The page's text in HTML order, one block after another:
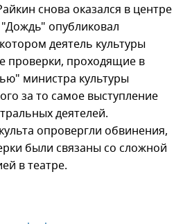
снова оказался в центре
"Дождь" опубликовал
деятель культуры
проверки, проходящие в
министра культуры
за то самое выступление
деятелей.
опровергли обвинения,
были связаны со сложной
в театре.